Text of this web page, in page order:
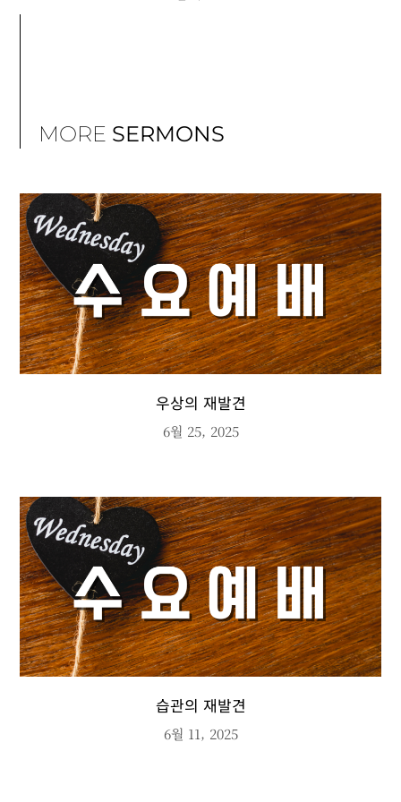
MORE SERMONS
우상의 재발견
6월 25, 2025
습관의 재발견
6월 11, 2025